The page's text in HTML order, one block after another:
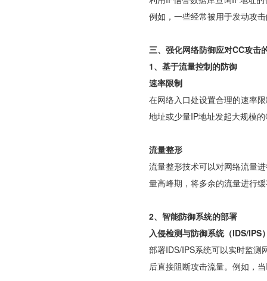
例如，一些经常被用于发动攻
三、强化网络防御应对CC攻击
1、基于流量控制的防御
速率限制
在网络入口处设置合理的速率
地址或少量IP地址发起大规模的
流量整形
流量整形技术可以对网络流量
量高峰期，将多余的流量进行
2、智能防御系统的部署
入侵检测与防御系统（IDS/IPS
部署IDS/IPS系统可以实时监测
后直接阻断攻击流量。例如，